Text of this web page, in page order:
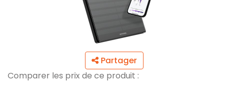
Partager
Comparer les prix de ce produit :